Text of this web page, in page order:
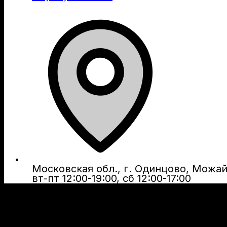
Московская обл., г. Одинцово,
вт-пт 12:00-19:00, сб 12:00-17:00